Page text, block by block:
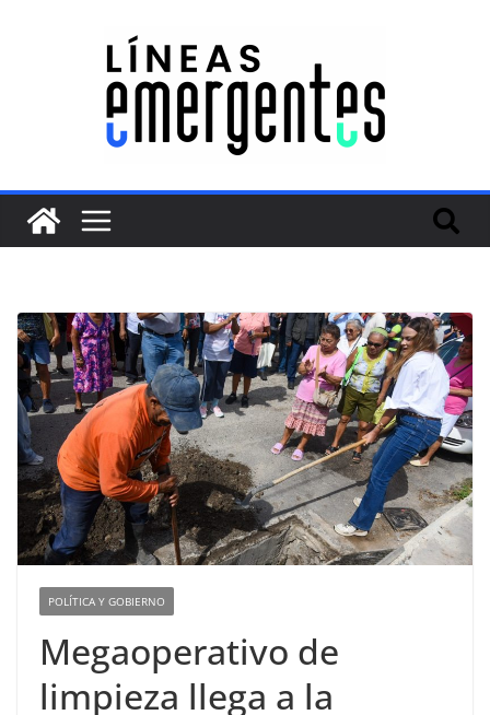
POLÍTICA Y GOBIERNO
Megaoperativo de
limpieza llega a la